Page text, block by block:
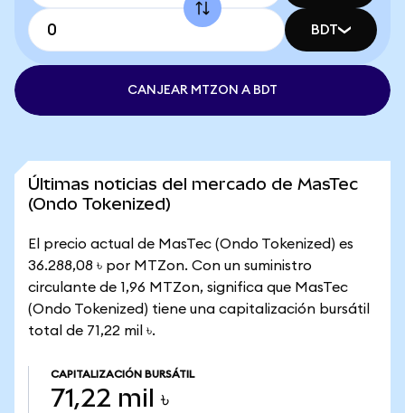
BDT
CANJEAR MTZON A BDT
Últimas noticias del mercado de MasTec
(Ondo Tokenized)
El precio actual de MasTec (Ondo Tokenized) es
36.288,08 ৳ por MTZon. Con un suministro
circulante de 1,96 MTZon, significa que MasTec
(Ondo Tokenized) tiene una capitalización bursátil
total de 71,22 mil ৳.
CAPITALIZACIÓN BURSÁTIL
71,22 mil ৳